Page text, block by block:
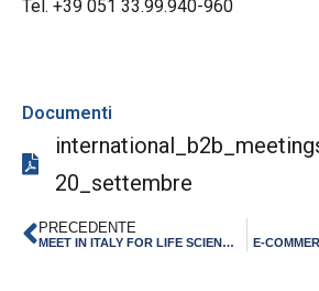
Tel. +39 051 33.99.940-960
Documenti
20_settembre
PRECEDENTE
MEET IN ITALY FOR LIFE SCIENCES 2019: OPPORTUNITA’ DI B2B A TRIESTE,16-18 OTTOBRE 2019